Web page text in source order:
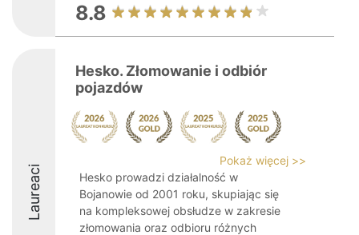
8.8
Laureaci
Hesko. Złomowanie i odbiór
pojazdów
Pokaż więcej >>
Hesko prowadzi działalność w
Bojanowie od 2001 roku, skupiając się
na kompleksowej obsłudze w zakresie
złomowania oraz odbioru różnych